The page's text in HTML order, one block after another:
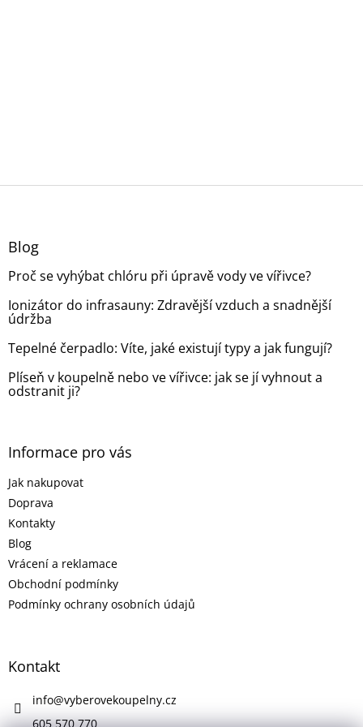
Z
Blog
Proč se vyhýbat chlóru při úpravě vody ve vířivce?
Ionizátor do infrasauny: Zdravější vzduch a snadnější
údržba
Tepelné čerpadlo: Víte, jaké existují typy a jak fungují?
Plíseň v koupelně nebo ve vířivce: jak se jí vyhnout a
odstranit ji?
Informace pro vás
Jak nakupovat
Doprava
Kontakty
Blog
Vrácení a reklamace
Obchodní podmínky
Podmínky ochrany osobních údajů
Kontakt
info@vyberovekoupelny.cz
605 570 770